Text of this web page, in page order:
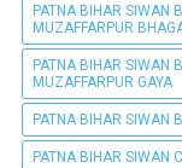
PATNA BIHAR SIWAN
MUZAFFARPUR
PATNA BIHAR SIWAN
MUZAFFARPUR GAYA
PATNA BIHAR SIWAN
PATNA BIHAR SIWAN